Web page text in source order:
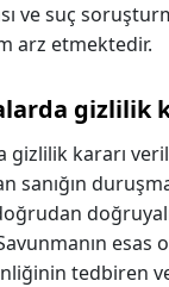
ve suç
arz etmektedir.
gizlilik
gizlilik kararı
sanığın
esas
tedbiren